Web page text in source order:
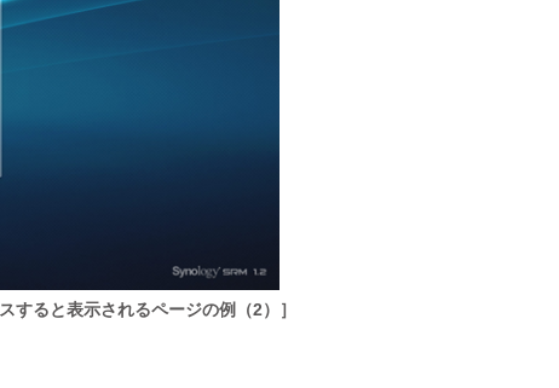
すると表示されるページの例（2）］